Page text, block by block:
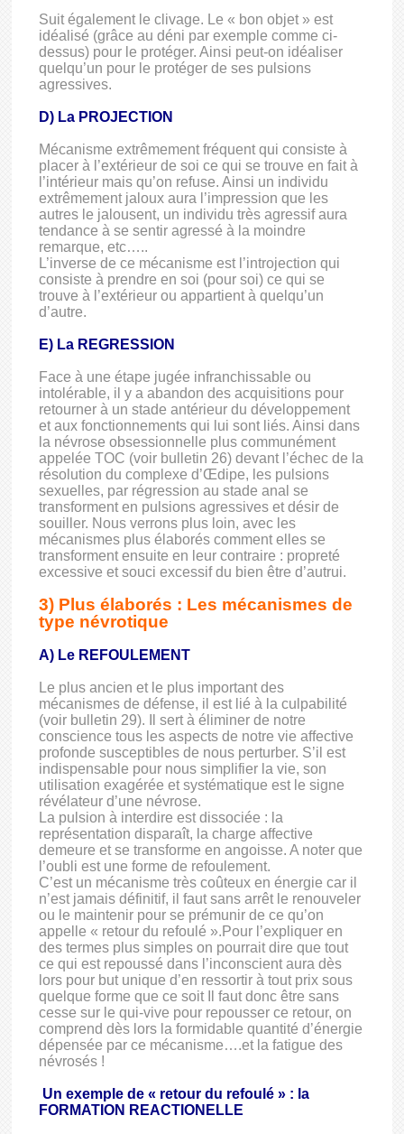
Suit également le clivage. Le « bon objet » est
idéalisé (grâce au déni par exemple comme ci-
dessus) pour le protéger. Ainsi peut-on idéaliser
quelqu’un pour le protéger de ses pulsions
agressives.
D) La PROJECTION
Mécanisme extrêmement fréquent qui consiste à
placer à l’extérieur de soi ce qui se trouve en fait à
l’intérieur mais qu’on refuse. Ainsi un individu
extrêmement jaloux aura l’impression que les
autres le jalousent, un individu très agressif aura
tendance à se sentir agressé à la moindre
remarque, etc…..
L’inverse de ce mécanisme est l’introjection qui
consiste à prendre en soi (pour soi) ce qui se
trouve à l’extérieur ou appartient à quelqu’un
d’autre.
E) La REGRESSION
Face à une étape jugée infranchissable ou
intolérable, il y a abandon des acquisitions pour
retourner à un stade antérieur du développement
et aux fonctionnements qui lui sont liés. Ainsi dans
la névrose obsessionnelle plus communément
appelée TOC (voir bulletin 26) devant l’échec de la
résolution du complexe d’Œdipe, les pulsions
sexuelles, par régression au stade anal se
transforment en pulsions agressives et désir de
souiller. Nous verrons plus loin, avec les
mécanismes plus élaborés comment elles se
transforment ensuite en leur contraire : propreté
excessive et souci excessif du bien être d’autrui.
3) Plus élaborés : Les mécanismes de
type névrotique
A) Le REFOULEMENT
Le plus ancien et le plus important des
mécanismes de défense, il est lié à la culpabilité
(voir bulletin 29). Il sert à éliminer de notre
conscience tous les aspects de notre vie affective
profonde susceptibles de nous perturber. S’il est
indispensable pour nous simplifier la vie, son
utilisation exagérée et systématique est le signe
révélateur d’une névrose.
La pulsion à interdire est dissociée : la
représentation disparaît, la charge affective
demeure et se transforme en angoisse. A noter que
l’oubli est une forme de refoulement.
C’est un mécanisme très coûteux en énergie car il
n’est jamais définitif, il faut sans arrêt le renouveler
ou le maintenir pour se prémunir de ce qu’on
appelle « retour du refoulé ».Pour l’expliquer en
des termes plus simples on pourrait dire que tout
ce qui est repoussé dans l’inconscient aura dès
lors pour but unique d’en ressortir à tout prix sous
quelque forme que ce soit Il faut donc être sans
cesse sur le qui-vive pour repousser ce retour, on
comprend dès lors la formidable quantité d’énergie
dépensée par ce mécanisme….et la fatigue des
névrosés !
Un exemple de « retour du refoulé » : la
FORMATION REACTIONELLE